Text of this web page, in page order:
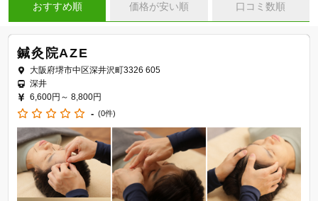
おすすめ順 価格が安い順 口コミ数順
鍼灸院AZE
大阪府堺市中区深井沢町3326 605
深井
6,600円～ 8,800円
- (0件)